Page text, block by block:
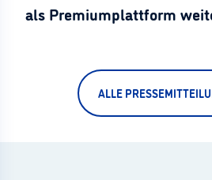
als Premiumplattform
ALLE